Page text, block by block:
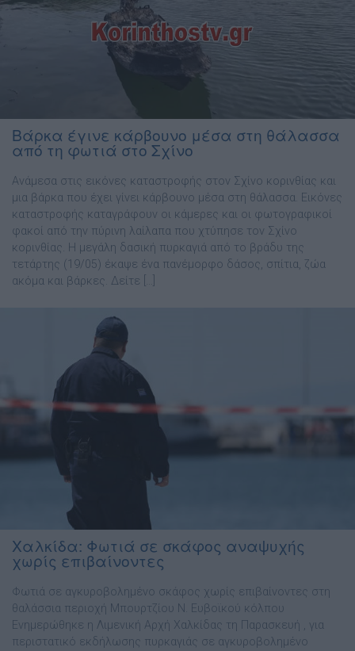
Bάρκα έγινε κάρβουνο μέσα στη θάλασσα
από τη φωτιά στο Σχίνο
Ανάμεσα στις εικόνες καταστροφής στον Σχίνο κορινθίας και
μια βάρκα που έχει γίνει κάρβουνο μέσα στη θάλασσα. Εικόνες
καταστροφής καταγράφουν οι κάμερες και οι φωτογραφικοί
φακοί από την πύρινη λαίλαπα που χτύπησε τον Σχίνο
κορινθίας. Η μεγάλη δασική πυρκαγιά από το βράδυ της
τετάρτης (19/05) έκαψε ένα πανέμορφο δάσος, σπίτια, ζώα
ακόμα και βάρκες. Δείτε […]
Χαλκίδα: Φωτιά σε σκάφος αναψυχής
χωρίς επιβαίνοντες
Φωτιά σε αγκυροβολημένο σκάφος χωρίς επιβαίνοντες στη
θαλάσσια περιοχή Μπουρτζίου Ν. Ευβοϊκού κόλπου
Ενημερώθηκε η Λιμενική Αρχή Χαλκίδας τη Παρασκευή , για
περιστατικό εκδήλωσης πυρκαγιάς σε αγκυροβολημένο